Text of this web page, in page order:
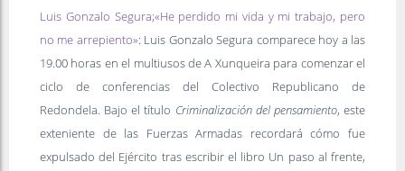
Luis Gonzalo Segura;«He perdido mi vida y mi trabajo, pero
no me arrepiento»: Luis Gonzalo Segura comparece hoy a las
19.00 horas en el multiusos de A Xunqueira para comenzar el
ciclo de conferencias del Colectivo Republicano de
Redondela. Bajo el título Criminalización del pensamiento, este
exteniente de las Fuerzas Armadas recordará cómo fue
expulsado del Ejército tras escribir el libro Un paso al frente,